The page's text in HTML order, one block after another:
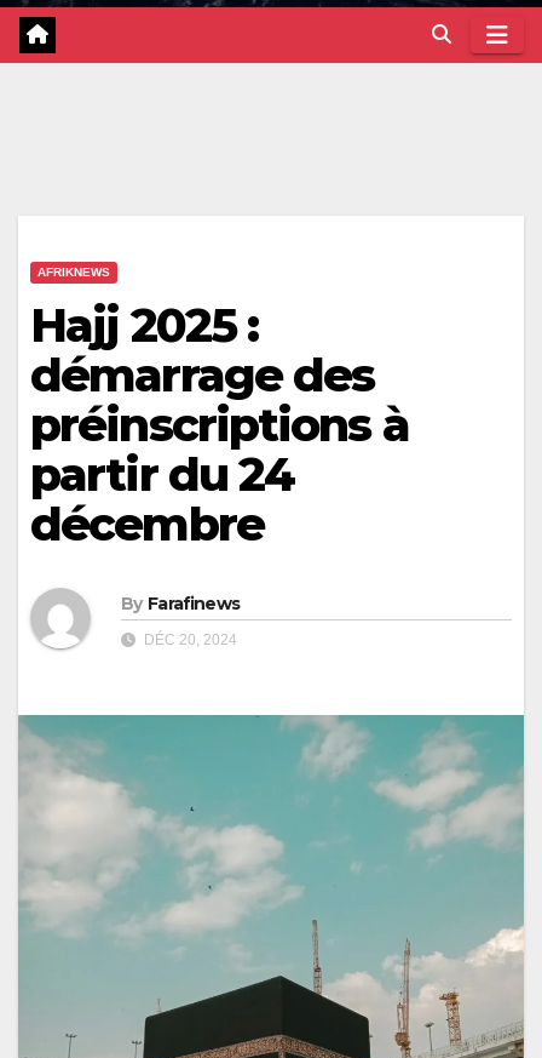
AFRIKNEWS
Hajj 2025 :
démarrage des
préinscriptions à
partir du 24
décembre
By Farafinews
DÉC 20, 2024